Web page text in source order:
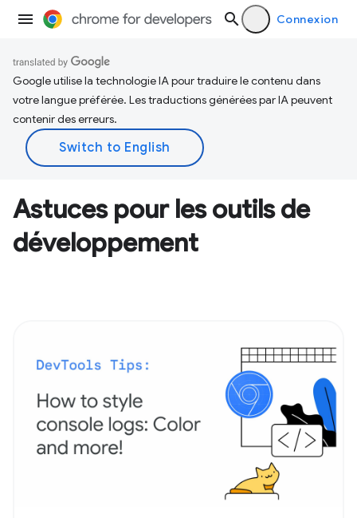
Connexion
Google utilise la technologie IA pour traduire le contenu dans
votre langue préférée. Les traductions générées par IA peuvent
contenir des erreurs.
Astuces pour les outils de
développement